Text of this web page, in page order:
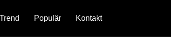
Trend Populär Kontakt